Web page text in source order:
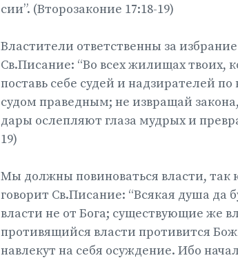
сии”. (Второзаконие 17:18-19)
Властители ответственны за
Св.Писание: “Во всех жилищах твоих,
поставь себе судей и надзирателей
судом праведным; не извращай
дары ослепляют глаза мудрых и
19)
Мы должны повиноваться власти, так
говорит Св.Писание: “Всякая душа да
власти не от Бога; существующие же
противящийся власти противится
навлекут на себя осуждение. Ибо